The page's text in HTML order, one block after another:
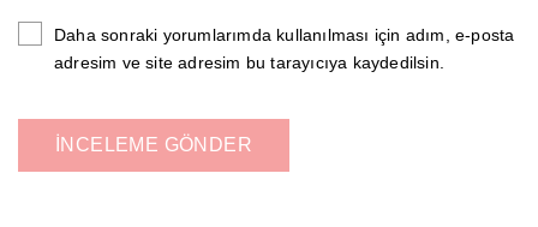
Daha sonraki yorumlarımda kullanılması için adım, e-posta
adresim ve site adresim bu tarayıcıya kaydedilsin.